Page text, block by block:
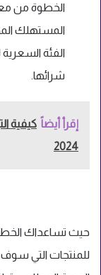
الخطوة من
المستهلك
الفئة
شرائها.
إقرأ أيضاً كيفية
2024
حيث تساعداك
للمنتجات التي